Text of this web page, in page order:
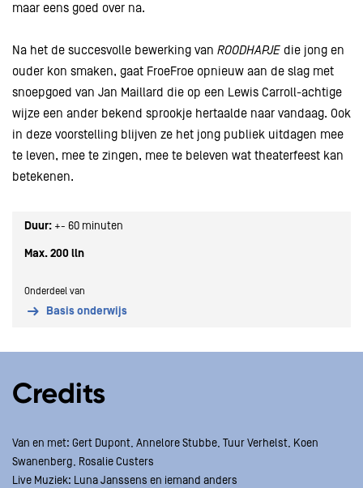
maar eens goed over na.
Na het de succesvolle bewerking van ROODHAPJE die jong en
ouder kon smaken, gaat FroeFroe opnieuw aan de slag met
snoepgoed van Jan Maillard die op een Lewis Carroll-achtige
wijze een ander bekend sprookje hertaalde naar vandaag. Ook
in deze voorstelling blijven ze het jong publiek uitdagen mee
te leven, mee te zingen, mee te beleven wat theaterfeest kan
betekenen.
Duur: +- 60 minuten
Max. 200 lln
Onderdeel van
Basis onderwijs
Credits
Van en met: Gert Dupont, Annelore Stubbe, Tuur Verhelst, Koen
Swanenberg, Rosalie Custers
Live Muziek: Luna Janssens en iemand anders